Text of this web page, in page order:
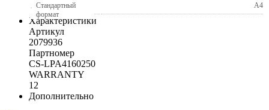
Стандартный
формат
A4
Характеристики
Артикул
2079936
Партномер
CS-LPA4160250
WARRANTY
12
Дополнительно